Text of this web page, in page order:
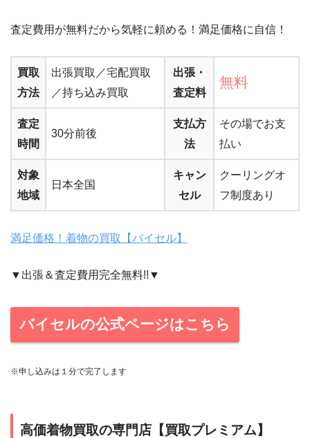
査定費用が無料だから気軽に頼める！満足価格に自信！
買取
方法
出張買取／宅配買取
／持ち込み買取
出張・
査定料
無料
査定
時間
30分前後
支払方
法
その場でお支
払い
対象
地域
日本全国
キャン
セル
クーリングオ
フ制度あり
満足価格！着物の買取【バイセル】
▼出張＆査定費用完全無料!!▼
バイセルの公式ページはこちら
※申し込みは１分で完了します
高価着物買取の専門店【買取プレミアム】